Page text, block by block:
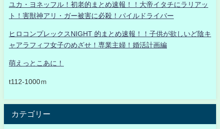
ユカ・ヨネッフル！初老的まとめ速報！！大帝イタチにラリアッ
ト！害獣神アリ・ガー被害に必殺！パイルドライバー
ヒロコンプレックスNIGHT 的まとめ速報！！子供が欲しいど陰キ
ャアラフィフ女子のめざせ！専業主婦！婚活計画編
萌えっとこあに！
t112-1000ｍ
カテゴリー